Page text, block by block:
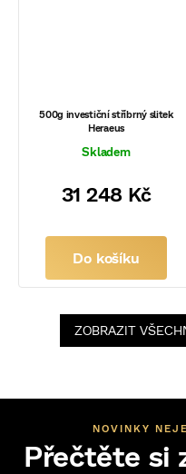
500g investiční stříbrný slitek
Heraeus
Skladem
31 248 Kč
Do košíku
ZOBRAZIT
NOVINKY
Přečtěte si